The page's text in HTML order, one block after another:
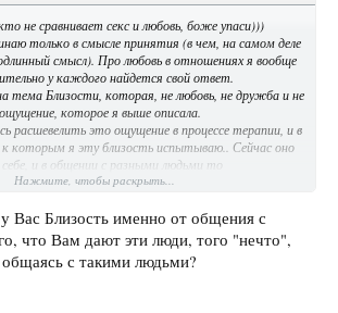
не сравнивает секс и любовь, боже упаси)))
только в смысле принятия (в чем, на самом деле
смысл). Про любовь в отношениях я вообще
у каждого найдется свой ответ.
тема Близости, которая, не любовь, не дружба и не
которое я выше описала.
расшевелить это ощущение в процессе терапии, и в
которым я эту близость испытываю.. Сейчас оно
и в общении с разными людьми то
свойственно испытывать в общении с людьми..
часто загоняем его в рамки любви, дружбы или
что это естественное развитие событий и, слава
этим ощущением близости можно просто жить и
это возможно, и с теми, кто готов это
Мне кажется, это ощущение самоценно (и
Нажмите, чтобы раскрыть...
Вас Близость именно от общения с
что Вам дают эти люди, того "нечто",
с такими людьми?